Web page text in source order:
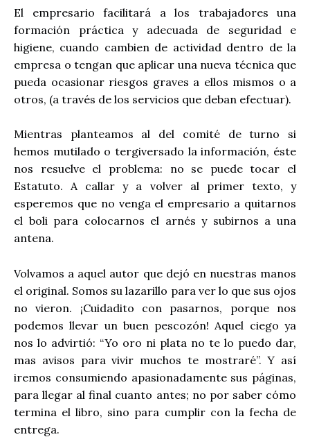
El empresario facilitará a los trabajadores una
formación práctica y adecuada de seguridad e
higiene, cuando cambien de actividad dentro de la
empresa o tengan que aplicar una nueva técnica que
pueda ocasionar riesgos graves a ellos mismos o a
otros, (a través de los servicios que deban efectuar).
Mientras planteamos al del comité de turno si
hemos mutilado o tergiversado la información, éste
nos resuelve el problema: no se puede tocar el
Estatuto. A callar y a volver al primer texto, y
esperemos que no venga el empresario a quitarnos
el boli para colocarnos el arnés y subirnos a una
antena.
Volvamos a aquel autor que dejó en nuestras manos
el original. Somos su lazarillo para ver lo que sus ojos
no vieron. ¡Cuidadito con pasarnos, porque nos
podemos llevar un buen pescozón! Aquel ciego ya
nos lo advirtió: “Yo oro ni plata no te lo puedo dar,
mas avisos para vivir muchos te mostraré”. Y así
iremos consumiendo apasionadamente sus páginas,
para llegar al final cuanto antes; no por saber cómo
termina el libro, sino para cumplir con la fecha de
entrega.